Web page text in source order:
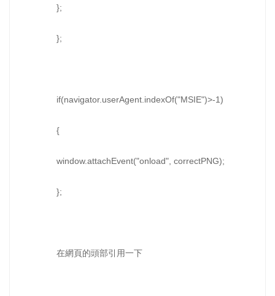
};
};
if(navigator.userAgent.indexOf("MSIE")>-1)
{
window.attachEvent("onload", correctPNG);
};
在網頁的頭部引用一下